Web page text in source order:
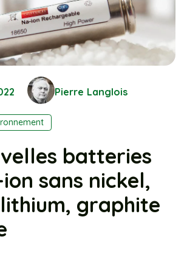
Pierre Langlois
batteries
sans nickel,
graphite